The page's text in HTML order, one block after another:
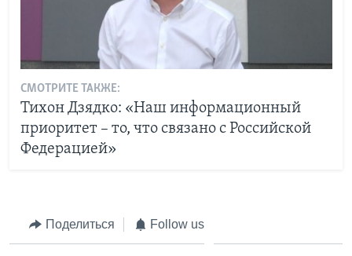
СМОТРИТЕ ТАКЖЕ:
Тихон Дзядко: «Наш информационный
приоритет – то, что связано с Российской
Федерацией»
Поделиться Follow us